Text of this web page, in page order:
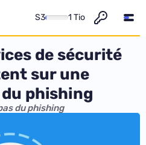
S3 1 Tio
de sécurité
sur une
phishing
du phishing